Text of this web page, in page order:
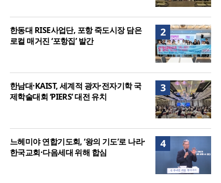
2
한동대 RISE사업단, 포항 죽도시장 담은
로컬 매거진 ‘포항집’ 발간
3
한남대·KAIST, 세계적 광자·전자기학 국
제학술대회 ‘PIERS’ 대전 유치
4
느헤미야 연합기도회, ‘왕의 기도’로 나라·
한국교회·다음세대 위해 합심